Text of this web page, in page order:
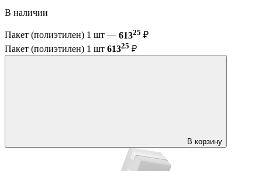
В наличии
Пакет (полиэтилен) 1 шт — 61325 ₽
Пакет (полиэтилен) 1 шт 61325 ₽
В корзину